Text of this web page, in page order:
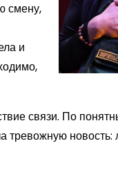
смену,
и
связи. По
тревожную